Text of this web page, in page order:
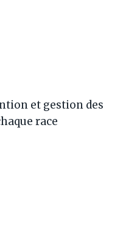
et gestion des
race